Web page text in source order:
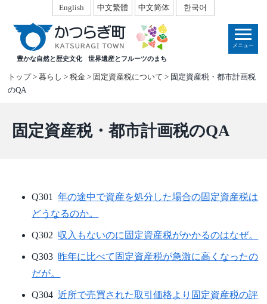
豊かな自然と歴史文化 世界遺産とフルーツのまち
English 中文繁體 中文简体 한국어
メニュー
トップ>暮らし >税金 > 固定資産税について > 固定資産税・都市計画税
のQA
固定資産税・都市計画税のQA
Q301年の途中で資産を処分した場合の固定資産税は
どうなるのか。
Q302 収入もないのに固定資産税がかかるのはなぜ。
Q303 昨年に比べて固定資産税が急激に高くなったの
だが。
Q304近所で売買された取引価格より固定資産税の評